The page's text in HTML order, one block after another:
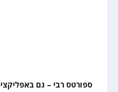
ספורטס רבי – גם